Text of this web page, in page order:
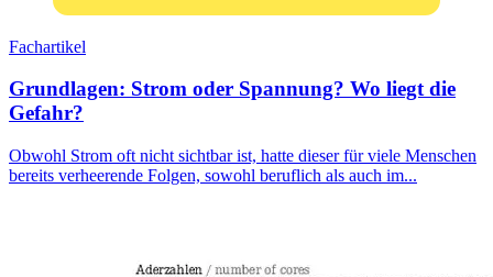
Fachartikel
Grundlagen: Strom oder Spannung? Wo liegt die
Gefahr?
Obwohl Strom oft nicht sichtbar ist, hatte dieser für viele Menschen
bereits verheerende Folgen, sowohl beruflich als auch im...